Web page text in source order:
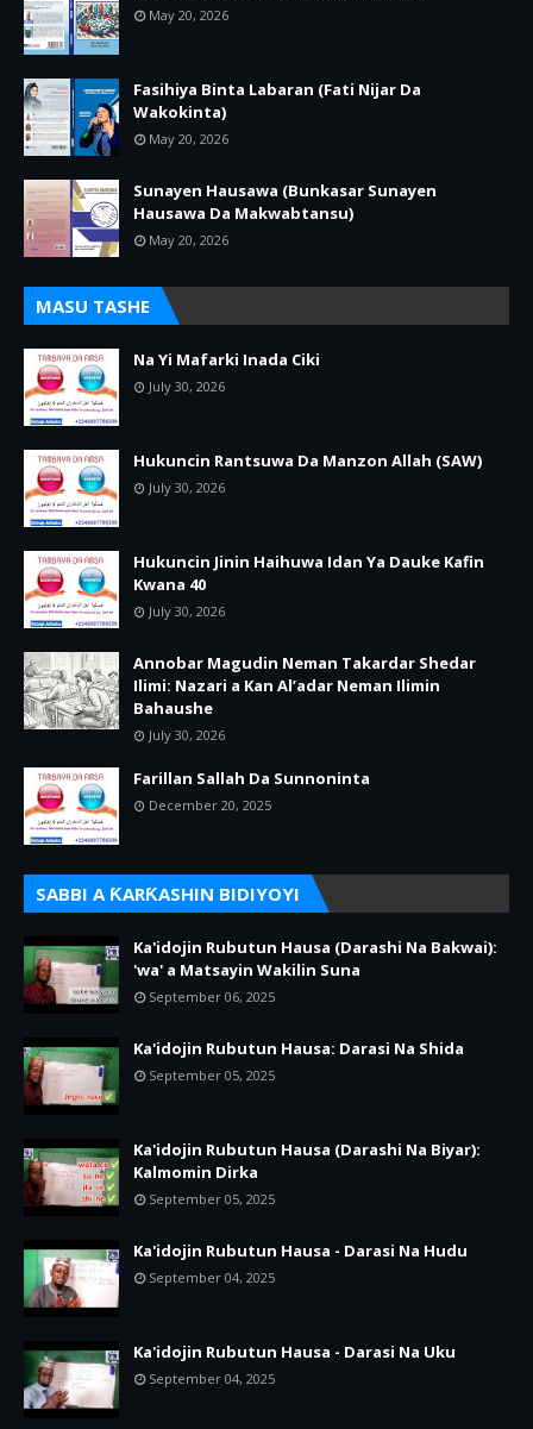
May 20, 2026
Fasihiya Binta Labaran (Fati Nijar Da
Wakokinta)
May 20, 2026
Sunayen Hausawa (Bunkasar Sunayen
Hausawa Da Makwabtansu)
May 20, 2026
MASU TASHE
Na Yi Mafarki Inada Ciki
July 30, 2026
Hukuncin Rantsuwa Da Manzon Allah (SAW)
July 30, 2026
Hukuncin Jinin Haihuwa Idan Ya Dauke Kafin
Kwana 40
July 30, 2026
Annobar Magudin Neman Takardar Shedar
Ilimi: Nazari a Kan Al’adar Neman Ilimin
Bahaushe
July 30, 2026
Farillan Sallah Da Sunnoninta
December 20, 2025
SABBI A ƘARƘASHIN BIDIYOYI
Ka'idojin Rubutun Hausa (Darashi Na Bakwai):
'wa' a Matsayin Wakilin Suna
September 06, 2025
Ka'idojin Rubutun Hausa: Darasi Na Shida
September 05, 2025
Ka'idojin Rubutun Hausa (Darashi Na Biyar):
Kalmomin Dirka
September 05, 2025
Ka'idojin Rubutun Hausa - Darasi Na Hudu
September 04, 2025
Ka'idojin Rubutun Hausa - Darasi Na Uku
September 04, 2025